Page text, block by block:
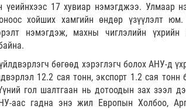
үеийнхээс 17 хувиар нэмэгджээ. Улмаар
хойших хамгийн өндөр үзүүлэлт
нэмэгдэж, махны чиглэлийн
бөгөөд хэрэглэгч болох АНУ-д
12.2 сая тонн, экспорт 1.2 сая тонн
гол шалтгаан нь дотоодын зах зээл
аас гадна энэ жил Европын Холбоо,